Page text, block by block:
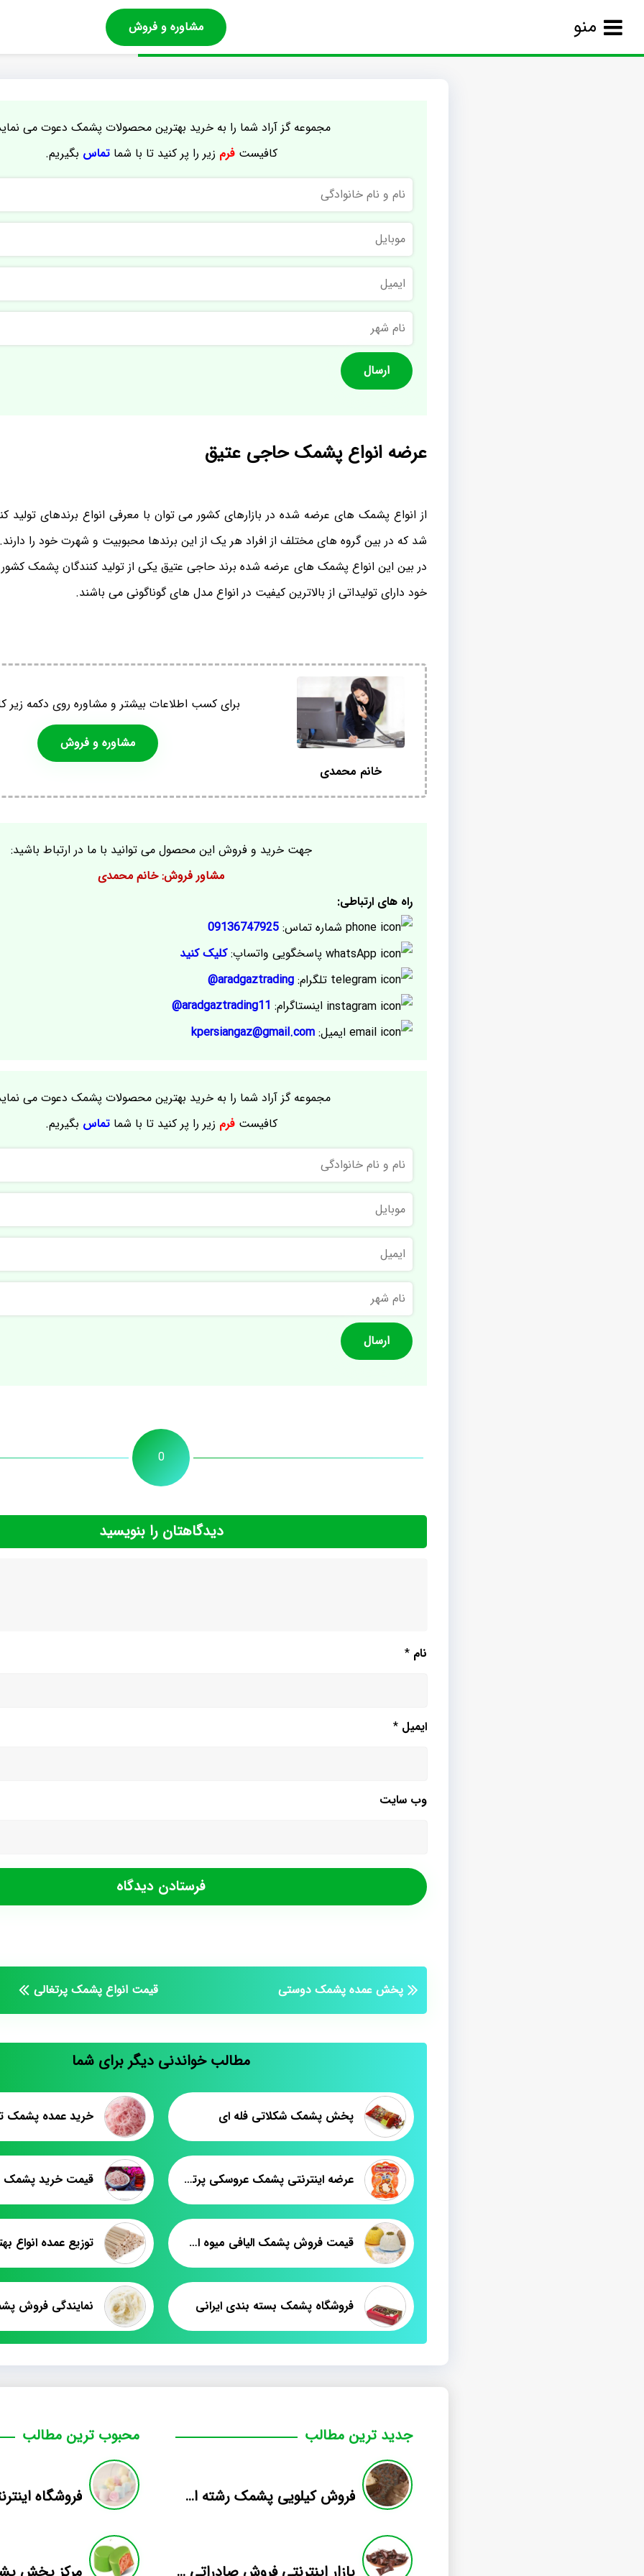
منو مشاوره و فروش
مجموعه گز آراد شما را به خرید بهترین محصولات پشمک دعوت می
کافیستفرم زیر را پر کنید تا با شماتماس بگیریم.
و
نام
خانوادگی
موبایل
ایمیل
نام
شهر
عرضه انواع پشمک حاجی عتیق
از انواع پشمک های عرضه شده در بازارهای کشور می توان با معرفی انواع برندهای تولید
شد که در بین گروه های مختلف از افراد هر یک از این برندها محبوبیت و شهرت خود را دارند.
در بین این انواع پشمک های عرضه شده برند حاجی عتیق یکی از تولید کنندگان پشمک
خود دارای تولیداتی از بالاترین کیفیت در انواع مدل های گوناگونی می باشند.
خانم محمدی
برای کسب اطلاعات بیشتر و مشاوره روی دکمه زیر
مشاوره و فروش
جهت خرید و فروش این محصول می توانید با ما در ارتباط باشید:
مشاور فروش: خانم محمدی
راه های ارتباطی:
شماره تماس: 09136747925
پاسخگویی واتساپ:کلیک کنید
تلگرام: aradgaztrading@
اینستاگرام: aradgaztrading11@
ایمیل: kpersiangaz@gmail.com
مجموعه گز آراد شما را به خرید بهترین محصولات پشمک دعوت می
کافیستفرم زیر را پر کنید تا با شماتماس بگیریم.
و
نام
خانوادگی
موبایل
ایمیل
نام
شهر
0
دیدگاهتان را بنویسید
نام *
ایمیل *
وب‌ سایت
پخش عمده پشمک دوستی قیمت انواع پشمک پرتغالی
مطالب خواندنی دیگر برای شما
پخش پشمک شکلاتی فله ای خرید عمده پشمک
عرضه اینترنتی پشمک عروسکی پرتغالی قیمت خرید پشمک
قیمت فروش پشمک الیافی میوه ای فله عمده
فروشگاه پشمک بسته بندی ایرانی نمایندگی فروش
جدید ترین مطالب
فروش کیلویی پشمک رشته ای طعم دار میوه
محبوب ترین مطالب